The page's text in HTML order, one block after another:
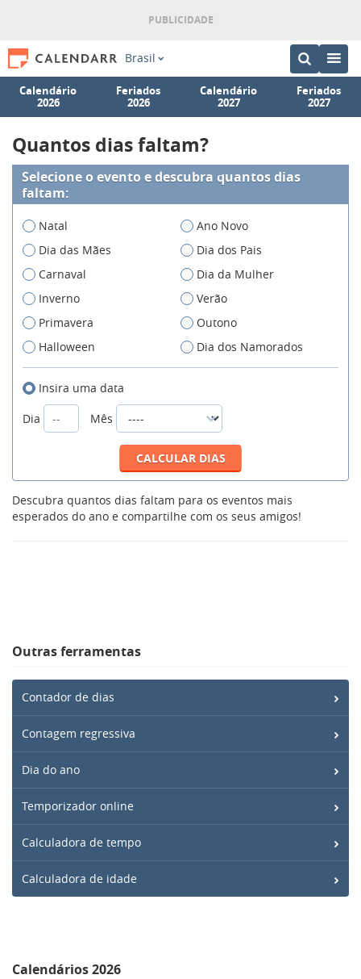
Brasil
Calendário
2026
Feriados
2026
Calendário
2027
Feriados
2027
Quantos dias faltam?
Selecione o evento e descubra quantos dias
faltam:
Natal
Ano Novo
Dia das Mães
Dia dos Pais
Carnaval
Dia da Mulher
Inverno
Verão
Primavera
Outono
Halloween
Dia dos Namorados
Insira uma data
Dia
Mês
Descubra quantos dias faltam para os eventos mais
esperados do ano e compartilhe com os seus amigos!
Outras ferramentas
Contador de dias
Contagem regressiva
Dia do ano
Temporizador online
Calculadora de tempo
Calculadora de idade
Calendários 2026